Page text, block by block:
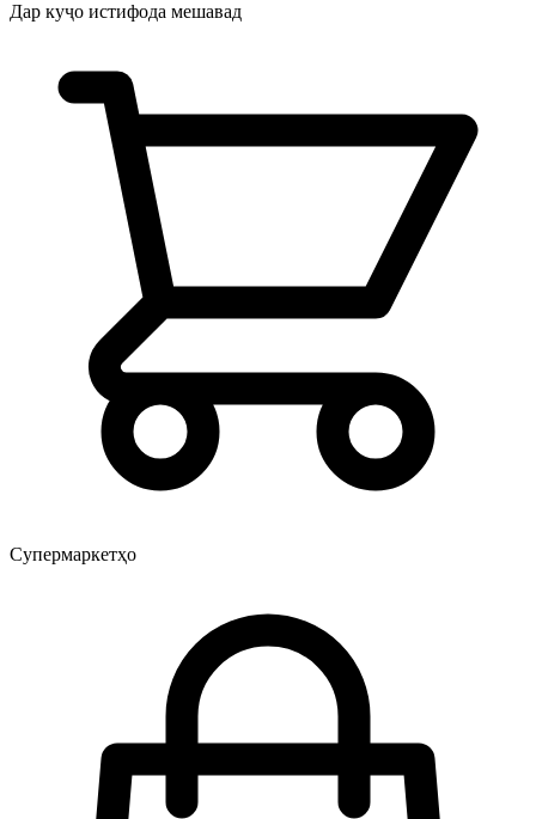
Дар куҷо истифода мешавад
Супермаркетҳо